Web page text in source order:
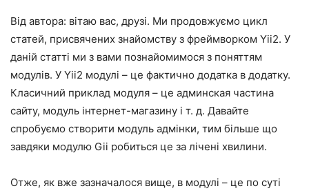
Від автора: вітаю вас, друзі. Ми продовжуємо цикл
статей, присвячених знайомству з фреймворком Yii2. У
даній статті ми з вами познайомимося з поняттям
модулів. У Yii2 модулі – це фактично додатка в додатку.
Класичний приклад модуля – це админская частина
сайту, модуль інтернет-магазину і т. д. Давайте
спробуємо створити модуль адмінки, тим більше що
завдяки модулю Gii робиться це за лічені хвилини.
Отже, як вже зазначалося вище, в модулі – це по суті